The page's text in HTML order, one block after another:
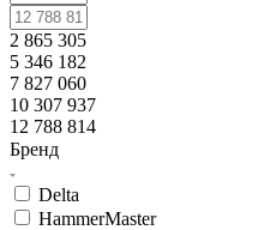
2 865 305
5 346 182
7 827 060
10 307 937
12 788 814
Бренд
Delta
HammerMaster